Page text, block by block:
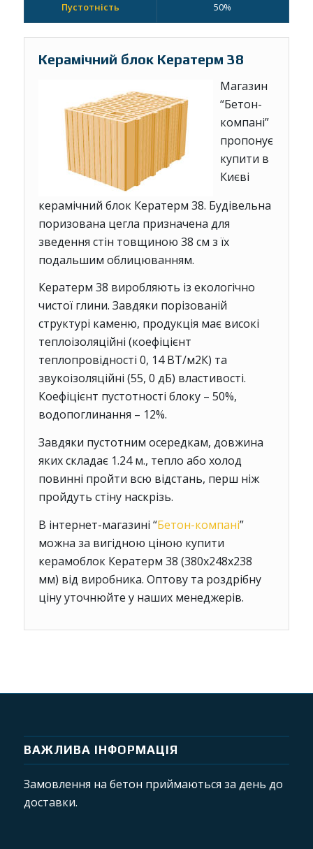
Пустотність 50%
Керамічний блок Кератерм 38
Магазин
“Бетон-
компані”
пропонує
купити в
Києві
керамічний блок Кератерм 38. Будівельна
поризована цегла призначена для
зведення стін товщиною 38 см з їх
подальшим облицюванням.
Кератерм 38 виробляють із екологічно
чистої глини. Завдяки порізованій
структурі каменю, продукція має високі
теплоізоляційні (коефіцієнт
теплопровідності 0, 14 ВТ/м2К) та
звукоізоляційні (55, 0 дБ) властивості.
Коефіцієнт пустотності блоку – 50%,
водопоглинання – 12%.
Завдяки пустотним осередкам, довжина
яких складає 1.24 м., тепло або холод
повинні пройти всю відстань, перш ніж
пройдуть стіну наскрізь.
В інтернет-магазині “Бетон-компані”
можна за вигідною ціною купити
керамоблок Кератерм 38 (380х248х238
мм) від виробника. Оптову та роздрібну
ціну уточнюйте у наших менеджерів.
ВАЖЛИВА ІНФОРМАЦІЯ
Замовлення на бетон приймаються за день до
доставки.